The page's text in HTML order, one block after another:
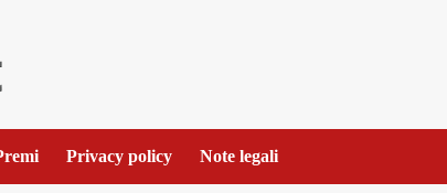
Privacy policy Note legali